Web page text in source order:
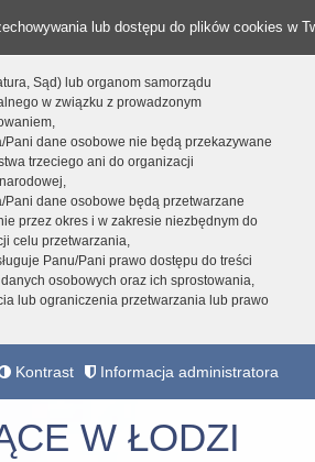
lub dostępu do plików cookies w
Sąd) lub organom samorządu
w związku z prowadzonym
Pani dane osobowe nie będą przekazywane
trzeciego ani do organizacji
Pani dane osobowe będą przetwarzane
przez okres i w zakresie niezbędnym do
celu przetwarzania,
Panu/Pani prawo dostępu do treści
osobowych oraz ich sprostowania,
lub ograniczenia przetwarzania lub prawo
Kontrast Informacja administratora
W ŁODZI